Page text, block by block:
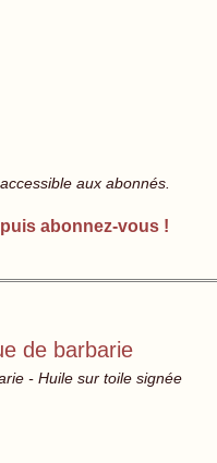
aux abonnés.
abonnez-vous !
de barbarie
- Huile sur toile signée